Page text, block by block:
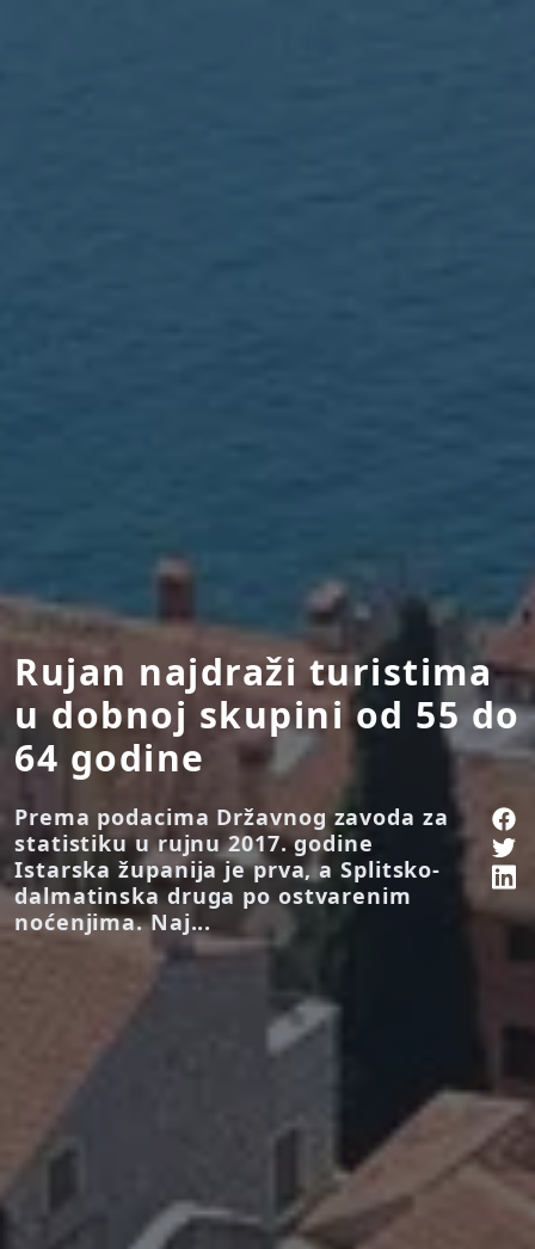
Rujan najdraži turistima
u dobnoj skupini od 55 do
64 godine
Prema podacima Državnog zavoda za
statistiku u rujnu 2017. godine
Istarska županija je prva, a Splitsko-
dalmatinska druga po ostvarenim
noćenjima. Naj...